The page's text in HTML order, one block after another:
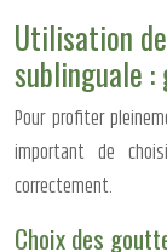
Utilisation
sublinguale
Pour profiter
important de
correctement.
Choix des